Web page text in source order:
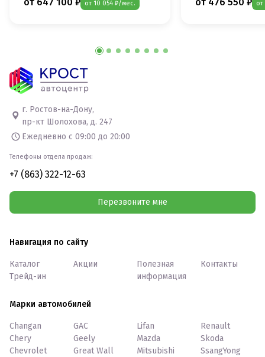
от 10 054 ₽/мес.
г. Ростов-на-Дону,
пр-кт Шолохова, д. 247
Ежедневно с 09:00 до 20:00
Телефоны отдела продаж:
+7 (863) 322-12-63
Перезвоните мне
Навигация по сайту
Каталог
Трейд-ин
Акции
Полезная
информация
Контакты
Марки автомобилей
Changan
Chery
Chevrolet
GAC
Geely
Great Wall
Lifan
Mazda
Mitsubishi
Renault
Skoda
SsangYong